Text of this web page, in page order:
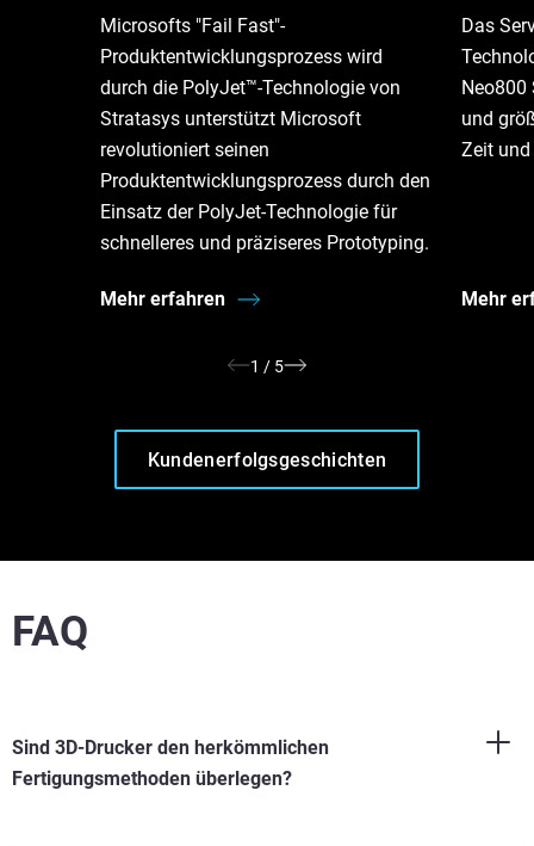
Microsofts "Fail Fast"-
Produktentwicklungsprozess wird
durch die PolyJet™-Technologie von
Stratasys unterstützt Microsoft
revolutioniert seinen
Produktentwicklungsprozess durch den
Einsatz der PolyJet-Technologie für
schnelleres und präziseres Prototyping.
Mehr erfahren
Das
Neo800
und
Zeit und
Mehr
1 / 5
Kundenerfolgsgeschichten
FAQ
Sind 3D-Drucker den herkömmlichen
Fertigungsmethoden überlegen?